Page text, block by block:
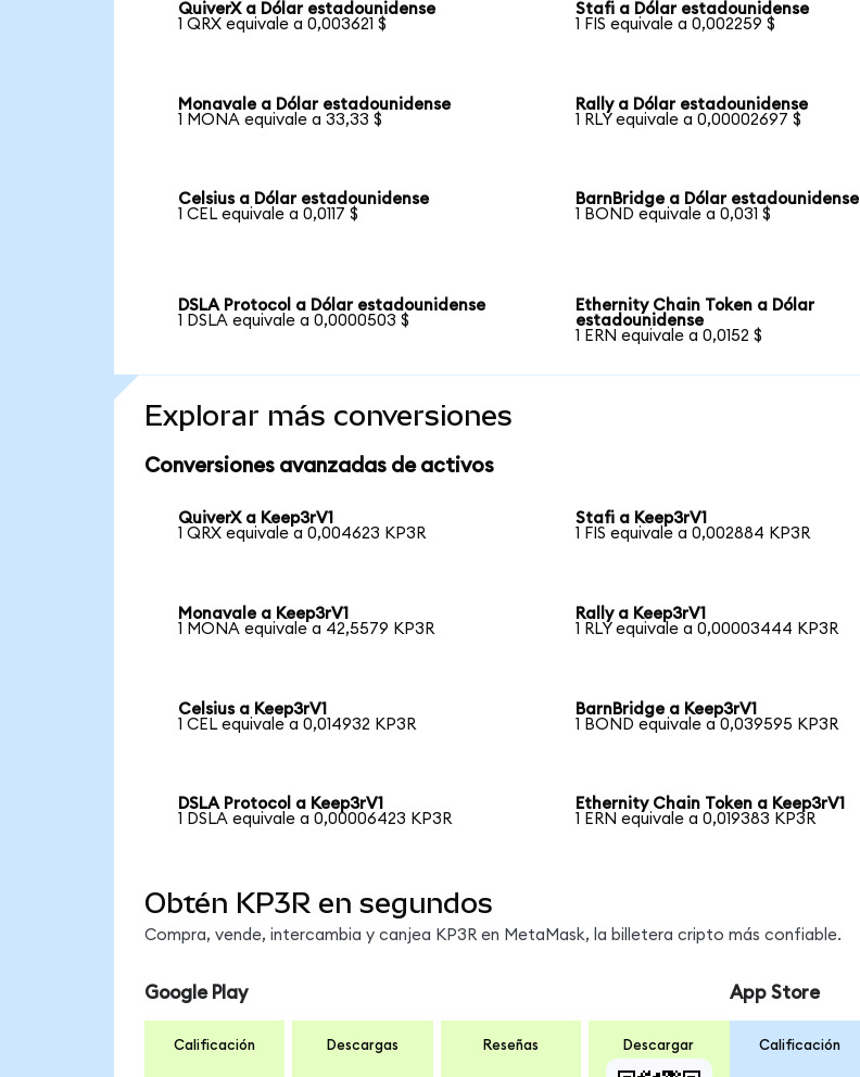
QuiverX a Dólar estadounidense
1 QRX equivale a 0,003621 $
Stafi a Dólar estadounidense
1 FIS equivale a 0,002259 $
Monavale a Dólar estadounidense
1 MONA equivale a 33,33 $
Rally a Dólar estadounidense
1 RLY equivale a 0,00002697 $
Celsius a Dólar estadounidense
1 CEL equivale a 0,0117 $
BarnBridge a Dólar estadounidense
1 BOND equivale a 0,031 $
DSLA Protocol a Dólar estadounidense
1 DSLA equivale a 0,0000503 $
Ethernity Chain Token a Dólar
estadounidense
1 ERN equivale a 0,0152 $
Explorar más conversiones
Conversiones avanzadas de activos
QuiverX a Keep3rV1
1 QRX equivale a 0,004623 KP3R
Stafi a Keep3rV1
1 FIS equivale a 0,002884 KP3R
Monavale a Keep3rV1
1 MONA equivale a 42,5579 KP3R
Rally a Keep3rV1
1 RLY equivale a 0,00003444 KP3R
Celsius a Keep3rV1
1 CEL equivale a 0,014932 KP3R
BarnBridge a Keep3rV1
1 BOND equivale a 0,039595 KP3R
DSLA Protocol a Keep3rV1
1 DSLA equivale a 0,00006423 KP3R
Ethernity Chain Token a Keep3rV1
1 ERN equivale a 0,019383 KP3R
Obtén KP3R en segundos
Compra, vende, intercambia y canjea KP3R en MetaMask, la billetera cripto más confiable.
Google Play
Calificación Descargas Reseñas Descargar
App Store
Calificación